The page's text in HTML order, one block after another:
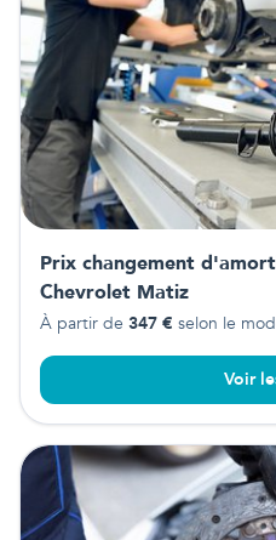
Prix changement
Chevrolet Matiz
À partir de 347 € selon le
Voir